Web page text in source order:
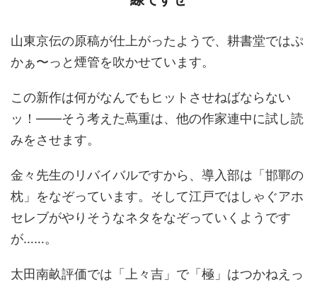
山東京伝の原稿が仕上がったようで、耕書堂ではぷ
かぁ〜っと煙管を吹かせています。
この新作は何がなんでもヒットさせねばならない
ッ！――そう考えた蔦重は、他の作家連中に試し読
みをさせます。
金々先生のリバイバルですから、導入部は「邯鄲の
枕」をなぞっています。そして江戸ではしゃぐアホ
セレブがやりそうなネタをなぞっていくようです
が……。
太田南畝評価では「上々吉」で「極」はつかねえっ